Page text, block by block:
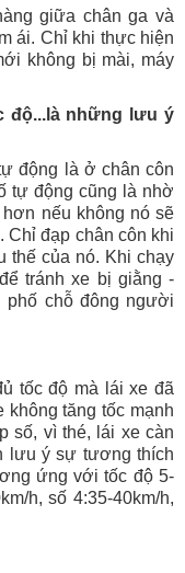
giữa chân ga và
ái. Chỉ khi thực hiện
không bị mài, máy
độ...là những lưu ý
động là ở chân côn
tự động cũng là nhờ
nếu không nó sẽ
Chỉ đạp chân côn khi
thế của nó. Khi chạy
tránh xe bị giằng -
phố chỗ đông người
tốc độ mà lái xe đã
không tăng tốc mạnh
số, vì thé, lái xe càn
lưu ý sự tương thích
ứng với tốc độ 5-
h, số 4:35-40km/h,